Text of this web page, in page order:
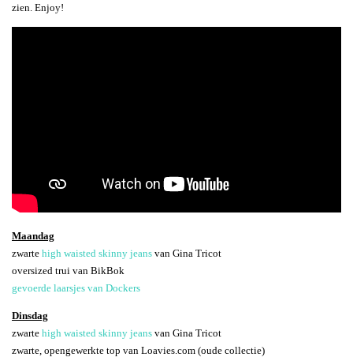
zien. Enjoy!
Maandag
zwarte high waisted skinny jeans van Gina Tricot
oversized trui van BikBok
gevoerde laarsjes van Dockers
Dinsdag
zwarte high waisted skinny jeans van Gina Tricot
zwarte, opengewerkte top van Loavies.com (oude collectie)